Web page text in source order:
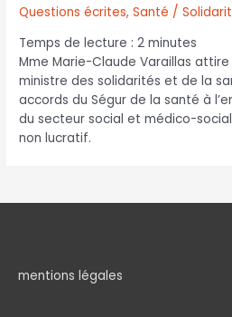
Questions écrites,Santé /
Temps de lecture :2 minutes
Mme Marie-Claude Varaillas attire
ministre des solidarités et de la
accords du Ségur de la santé à
du secteur social et médico-
non lucratif.
mentions légales